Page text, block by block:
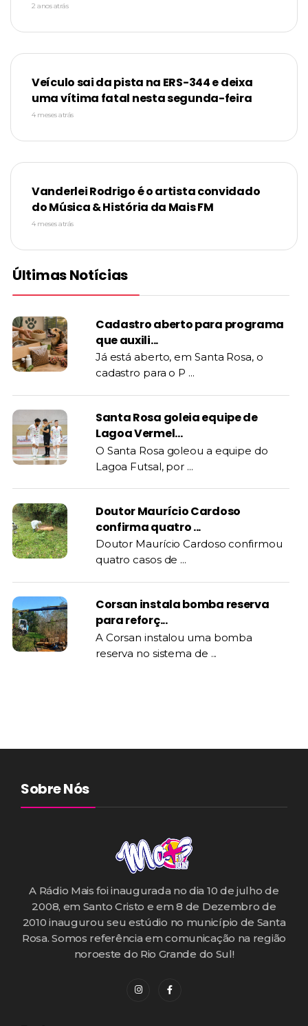
2 anos atrás
Veículo sai da pista na ERS-344 e deixa
uma vítima fatal nesta segunda-feira
4 meses atrás
Vanderlei Rodrigo é o artista convidado
do Música & História da Mais FM
4 meses atrás
Últimas Notícias
Cadastro aberto para programa
que auxili...
Já está aberto, em Santa Rosa, o
cadastro para o P ...
Santa Rosa goleia equipe de
Lagoa Vermel...
O Santa Rosa goleou a equipe do
Lagoa Futsal, por ...
Doutor Maurício Cardoso
confirma quatro ...
Doutor Maurício Cardoso confirmou
quatro casos de ...
Corsan instala bomba reserva
para reforç...
A Corsan instalou uma bomba
reserva no sistema de ...
Sobre Nós
A Rádio Mais foi inaugurada no dia 10 de julho de
2008, em Santo Cristo e em 8 de Dezembro de
2010 inaugurou seu estúdio no município de Santa
Rosa. Somos referência em comunicação na região
noroeste do Rio Grande do Sul!